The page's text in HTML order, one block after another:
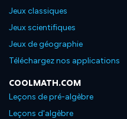
Jeux classiques
Jeux scientifiques
Jeux de géographie
Téléchargez nos applications
COOLMATH.COM
Leçons de pré-algèbre
Leçons d'algèbre